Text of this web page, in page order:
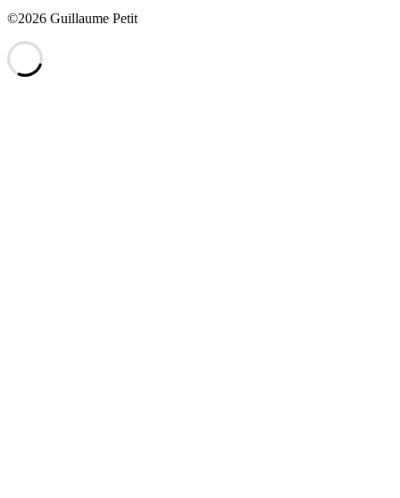
©2026 Guillaume Petit